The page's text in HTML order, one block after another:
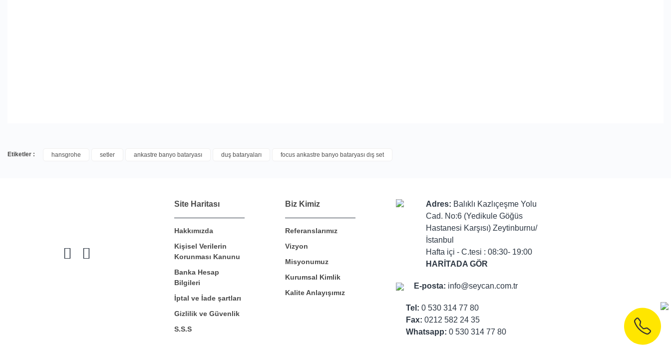
Yorum Yaz
Etiketler : hansgrohe setler ankastre banyo bataryası duş bataryaları focus ankastre banyo bataryası dış set
Site Haritası
Hakkımızda
Kişisel Verilerin
Korunması Kanunu
Banka Hesap
Bilgileri
İptal ve İade şartları
Gizlilik ve Güvenlik
S.S.S
Biz Kimiz
Referanslarımız
Vizyon
Misyonumuz
Kurumsal Kimlik
Kalite Anlayışımız
Adres: Balıklı Kazlıçeşme Yolu
Cad. No:6 (Yedikule Göğüs
Hastanesi Karşısı) Zeytinburnu/
İstanbul
Hafta içi - C.tesi : 08:30- 19:00
HARİTADA GÖR
E-posta: info@seycan.com.tr
Tel: 0 530 314 77 80
Fax: 0212 582 24 35
Whatsapp: 0 530 314 77 80